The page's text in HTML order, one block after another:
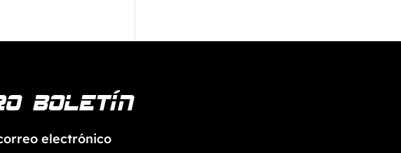
boletín
electrónico